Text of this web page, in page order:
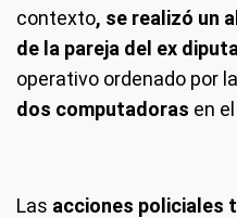
contexto, se realizó un
de la pareja del ex
operativo ordenado por
dos computadoras en
Las acciones policiales